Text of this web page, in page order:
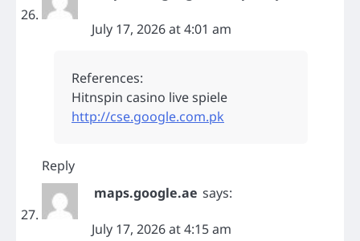
July 17, 2026 at 4:01 am
References:
Hitnspin casino live spiele
http://cse.google.com.pk
Reply
maps.google.ae says:
July 17, 2026 at 4:15 am